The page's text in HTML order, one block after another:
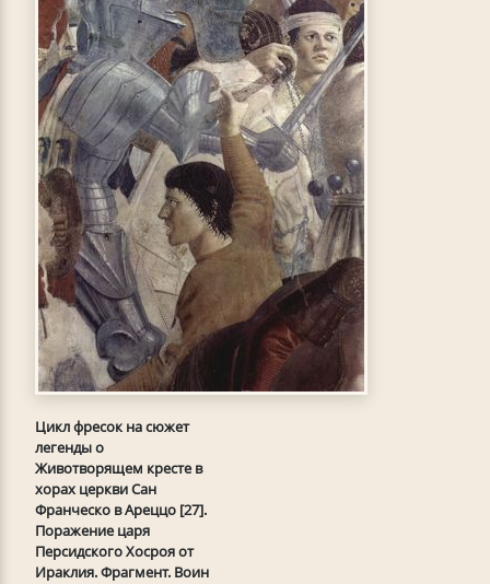
Цикл фресок на сюжет
легенды о
Животворящем кресте в
хорах церкви Сан
Франческо в Ареццо [27].
Поражение царя
Персидского Хосроя от
Ираклия. Фрагмент. Воин